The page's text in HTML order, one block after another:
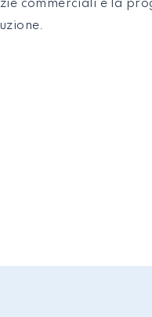
commerciali e la